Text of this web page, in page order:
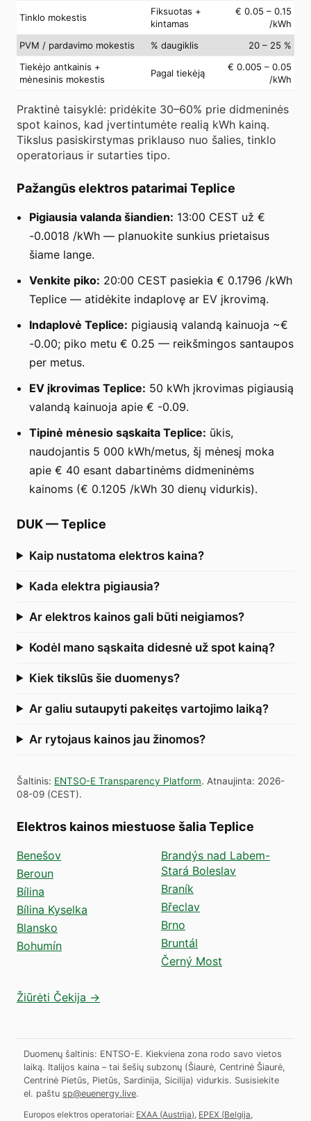
Tinklo mokestis
Fiksuotas +
kintamas
€ 0.05 – 0.15
/kWh
PVM / pardavimo mokestis
% daugiklis
20 – 25 %
Tiekėjo antkainis +
mėnesinis mokestis
Pagal tiekėją
€ 0.005 – 0.05
/kWh
Praktinė taisyklė: pridėkite 30–60% prie didmeninės
spot kainos, kad įvertintumėte realią kWh kainą.
Tikslus pasiskirstymas priklauso nuo šalies, tinklo
operatoriaus ir sutarties tipo.
Pažangūs elektros patarimai Teplice
Pigiausia valanda šiandien: 13:00 CEST už €
-0.0018 /kWh — planuokite sunkius prietaisus
šiame lange.
Venkite piko: 20:00 CEST pasiekia € 0.1796 /kWh
Teplice — atidėkite indaplovę ar EV įkrovimą.
Indaplovė Teplice: pigiausią valandą kainuoja ~€
-0.00; piko metu € 0.25 — reikšmingos santaupos
per metus.
EV įkrovimas Teplice: 50 kWh įkrovimas pigiausią
valandą kainuoja apie € -0.09.
Tipinė mėnesio sąskaita Teplice: ūkis,
naudojantis 5 000 kWh/metus, šį mėnesį moka
apie € 40 esant dabartinėms didmeninėms
kainoms (€ 0.1205 /kWh 30 dienų vidurkis).
DUK—Teplice
Kaip nustatoma elektros kaina?
Kada elektra pigiausia?
Ar elektros kainos gali būti neigiamos?
Kodėl mano sąskaita didesnė už spot kainą?
Kiek tikslūs šie duomenys?
Ar galiu sutaupyti pakeitęs vartojimo laiką?
Ar rytojaus kainos jau žinomos?
Šaltinis: ENTSO-E Transparency Platform. Atnaujinta: 2026-
08-09 (CEST).
Elektros kainos miestuose šalia Teplice
Benešov
Beroun
Bílina
Bílina Kyselka
Blansko
Bohumín
Brandýs nad Labem-
Stará Boleslav
Braník
Břeclav
Brno
Bruntál
Černý Most
Žiūrėti Čekija →
Duomenų šaltinis: ENTSO-E. Kiekviena zona rodo savo vietos
laiką. Italijos kaina – tai šešių subzonų (Šiaurė, Centrinė Šiaurė,
Centrinė Pietūs, Pietūs, Sardinija, Sicilija) vidurkis. Susisiekite
el. paštu sp@euenergy.live.
Europos elektros operatoriai: EXAA (Austrija) EPEX (Belgija,